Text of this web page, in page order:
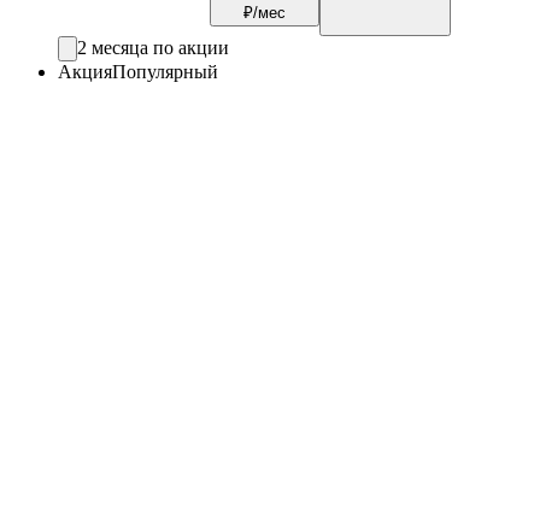
₽/мес
2 месяца по акции
АкцияПопулярный